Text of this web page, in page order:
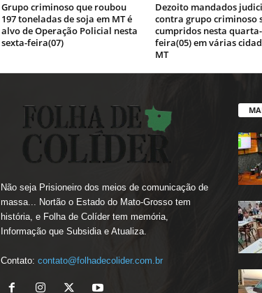
Grupo criminoso que roubou
197 toneladas de soja em MT é
alvo de Operação Policial nesta
sexta-feira(07)
Dezoito mandados
contra grupo criminoso
cumpridos nesta quarta-
feira(05) em várias
MT
Não seja Prisioneiro dos meios de comunicação de
massa... Nortão o Estado do Mato-Grosso tem
história, e Folha de Colíder tem memória,
Informação que Subsidia e Atualiza.
Contato: contato@folhadecolider.com.br